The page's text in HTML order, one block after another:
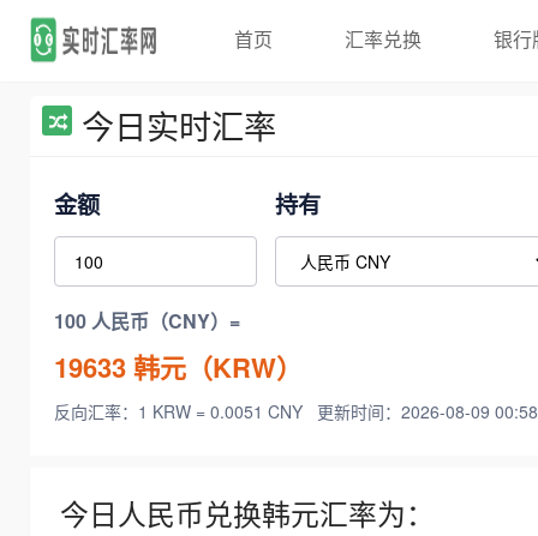
首页 汇率兑换 银行
今日实时汇率
金额 持有
100 人民币（CNY）=
19633韩元（KRW）
反向汇率：1 KRW = 0.0051 CNY 更新时间：2026-08-09
今日人民币兑换韩元汇率为：